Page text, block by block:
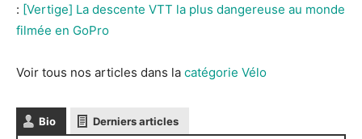
: [Vertige] La descente VTT la plus dangereuse au monde
filmée en GoPro
Voir tous nos articles dans la catégorie Vélo
Bio Derniers articles